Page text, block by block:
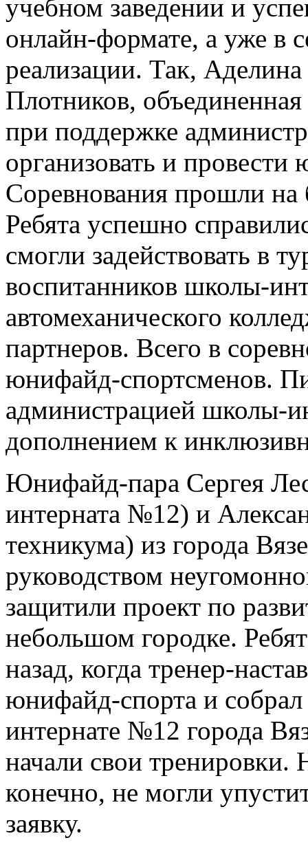
учебном заведении и
онлайн-формате, а уже в
реализации. Так,
Плотников,
при поддержке
организовать и
Соревнования прошли
Ребята успешно
смогли задействовать в
воспитанников школы-
автомеханического
партнеров. Всего в
юнифайд-спортсменов.
администрацией школы-
дополнением к
Юнифайд-пара Сергея
интерната №12) и
техникума) из города
руководством
защитили проект по
небольшом городке.
назад, когда тренер-
юнифайд-спорта и
интернате №12 города
начали свои тренировки.
конечно, не могли
заявку.